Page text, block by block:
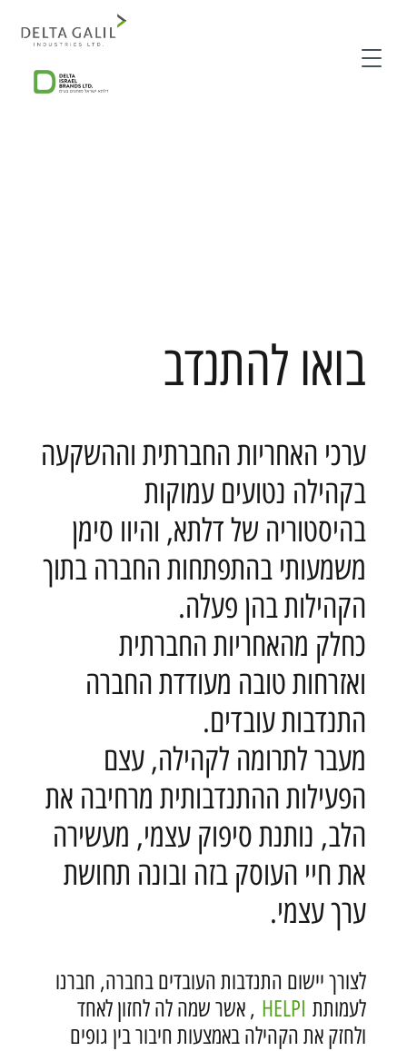
בואו להתנדב
ערכי האחריות החברתית וההשקעה
בקהילה נטועים עמוקות
בהיסטוריה של דלתא, והיוו סימן
משמעותי בהתפתחות החברה בתוך
הקהילות בהן פעלה.
כחלק מהאחריות החברתית
ואזרחות טובה מעודדת החברה
התנדבות עובדים.
מעבר לתרומה לקהילה, עצם
הפעילות ההתנדבותית מרחיבה את
הלב, נותנת סיפוק עצמי, מעשירה
את חיי העוסק בזה ובונה תחושת
ערך עצמי.
לצורך יישום התנדבות העובדים בחברה, חברנו
לעמותת HELPI , אשר שמה לה לחזון לאחד
ולחזק את הקהילה באמצעות חיבור בין גופים